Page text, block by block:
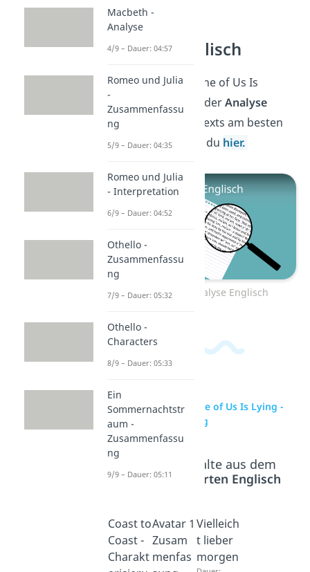
Analyse Englisch
Jetzt kennst du „One of Us Is
Lying“. Wie du bei derAnalyse
eines englischen Texts am besten
vorgehst, erfährst du hier.
Zum Video: Analyse Englisch
zur Videoseite: One of Us Is Lying -
Zusammenfassung
Beliebte Inhalte aus dem
Bereich Textarten Englisch
Coast to
Coast -
Charakt
Avatar 1
Zusam
menfas
Vielleich
t lieber
morgen
Macbeth -
Analyse
4/9 – Dauer: 04:57
Romeo und Julia
-
Zusammenfassu
ng
5/9 – Dauer: 04:35
Romeo und Julia
- Interpretation
6/9 – Dauer: 04:52
Othello -
Zusammenfassu
ng
7/9 – Dauer: 05:32
Othello -
Characters
8/9 – Dauer: 05:33
Ein
Sommernachtstr
aum -
Zusammenfassu
ng
9/9 – Dauer: 05:11